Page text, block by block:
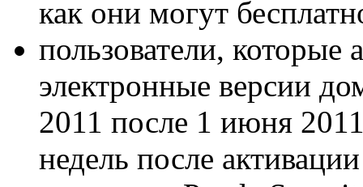
как они могут
пользователи,
электронные версии
2011 после 1 июня
недель после